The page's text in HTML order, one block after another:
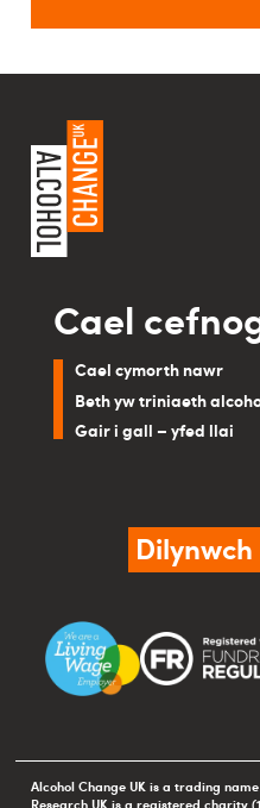
Cael
Cael cymorth nawr
Beth yw triniaeth
Gair i gall – yfed llai
Dilynwch
Alcohol Change UK is a trading
Research UK is a registered charity